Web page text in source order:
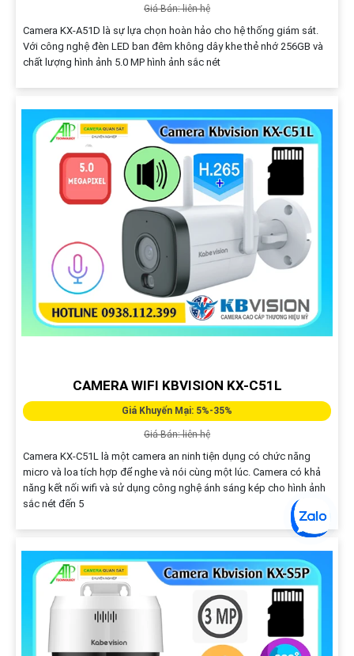
Giá Bán: liên hệ
Camera KX-A51D là sự lựa chọn hoàn hảo cho hệ thống giám sát.
Với công nghệ đèn LED ban đêm không dây khe thẻ nhớ 256GB và
chất lượng hình ảnh 5.0 MP hình ảnh sắc nét
CAMERA WIFI KBVISION KX-C51L
Giá Khuyến Mại: 5%-35%
Giá Bán: liên hệ
Camera KX-C51L là một camera an ninh tiện dụng có chức năng
micro và loa tích hợp để nghe và nói cùng một lúc. Camera có khả
năng kết nối wifi và sử dụng công nghệ ánh sáng kép cho hình ảnh
sắc nét đến 5